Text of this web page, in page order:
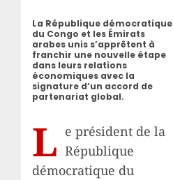
La République démocratique
du Congo et les Émirats
arabes unis s’apprêtent à
franchir une nouvelle étape
dans leurs relations
économiques avec la
signature d’un accord de
partenariat global.
L e président de la
République
démocratique du